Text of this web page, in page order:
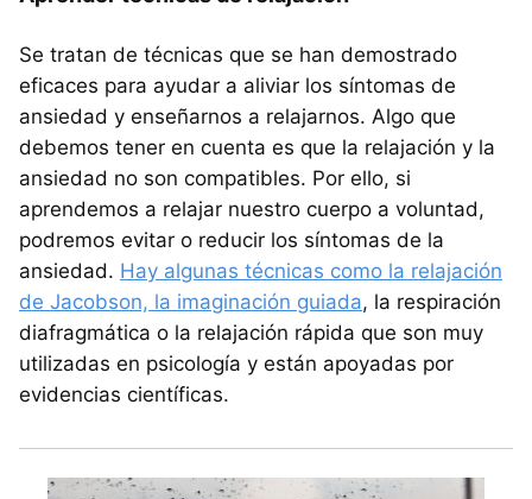
Se tratan de técnicas que se han demostrado
eficaces para ayudar a aliviar los síntomas de
ansiedad y enseñarnos a relajarnos. Algo que
debemos tener en cuenta es que la relajación y la
ansiedad no son compatibles. Por ello, si
aprendemos a relajar nuestro cuerpo a voluntad,
podremos evitar o reducir los síntomas de la
ansiedad. Hay algunas técnicas como la relajación
de Jacobson, la imaginación guiada, la respiración
diafragmática o la relajación rápida que son muy
utilizadas en psicología y están apoyadas por
evidencias científicas.